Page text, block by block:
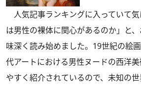
人気記事ランキングに入っていて気
は男性の裸体に関心があるのか」と
味深く読み始めました。19世紀の絵
代アートにおける男性ヌードの西洋
やすく紹介されているので、未知の